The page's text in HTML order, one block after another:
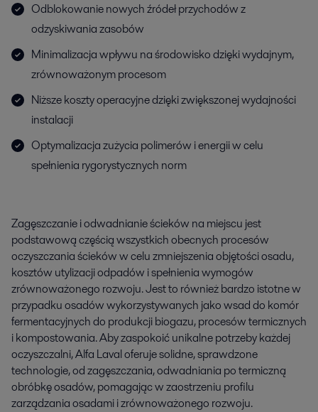
Odblokowanie nowych źródeł przychodów z
odzyskiwania zasobów
Minimalizacja wpływu na środowisko dzięki wydajnym,
zrównoważonym procesom
Niższe koszty operacyjne dzięki zwiększonej wydajności
instalacji
Optymalizacja zużycia polimerów i energii w celu
spełnienia rygorystycznych norm
Zagęszczanie i odwadnianie ścieków na miejscu jest
podstawową częścią wszystkich obecnych procesów
oczyszczania ścieków w celu zmniejszenia objętości osadu,
kosztów utylizacji odpadów i spełnienia wymogów
zrównoważonego rozwoju. Jest to również bardzo istotne w
przypadku osadów wykorzystywanych jako wsad do komór
fermentacyjnych do produkcji biogazu, procesów termicznych
i kompostowania. Aby zaspokoić unikalne potrzeby każdej
oczyszczalni, Alfa Laval oferuje solidne, sprawdzone
technologie, od zagęszczania, odwadniania po termiczną
obróbkę osadów, pomagając w zaostrzeniu profilu
zarządzania osadami i zrównoważonego rozwoju.